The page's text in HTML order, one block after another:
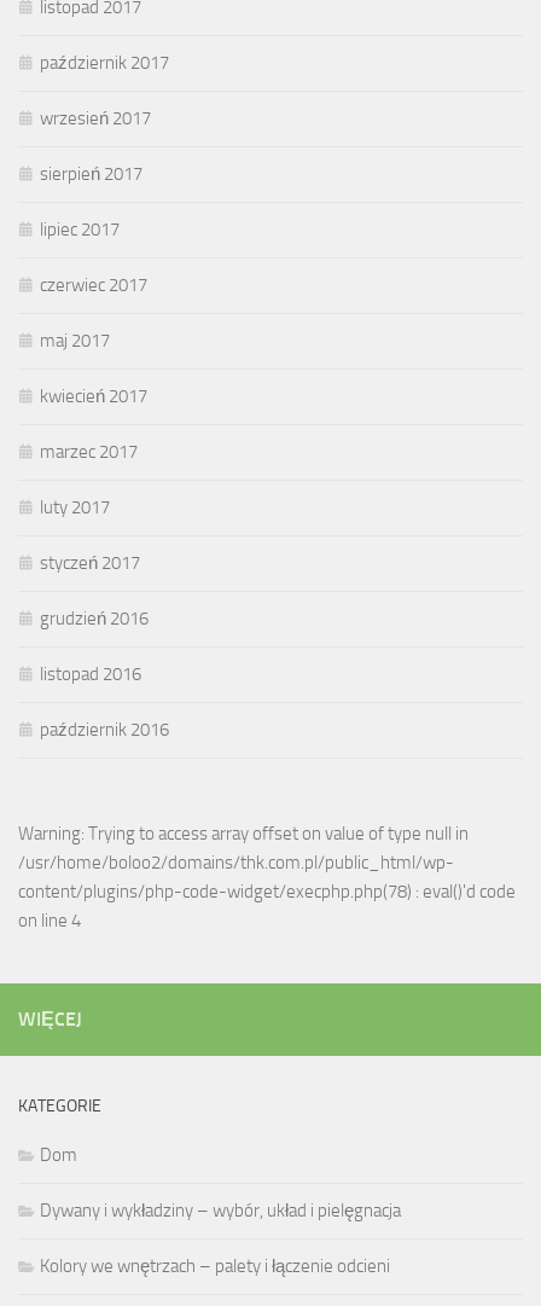
listopad 2017
październik 2017
wrzesień 2017
sierpień 2017
lipiec 2017
czerwiec 2017
maj 2017
kwiecień 2017
marzec 2017
luty 2017
styczeń 2017
grudzień 2016
listopad 2016
październik 2016
Warning: Trying to access array offset on value of type null in
/usr/home/boloo2/domains/thk.com.pl/public_html/wp-
content/plugins/php-code-widget/execphp.php(78) : eval()'d code
on line 4
WIĘCEJ
KATEGORIE
Dom
Dywany i wykładziny – wybór, układ i pielęgnacja
Kolory we wnętrzach – palety i łączenie odcieni